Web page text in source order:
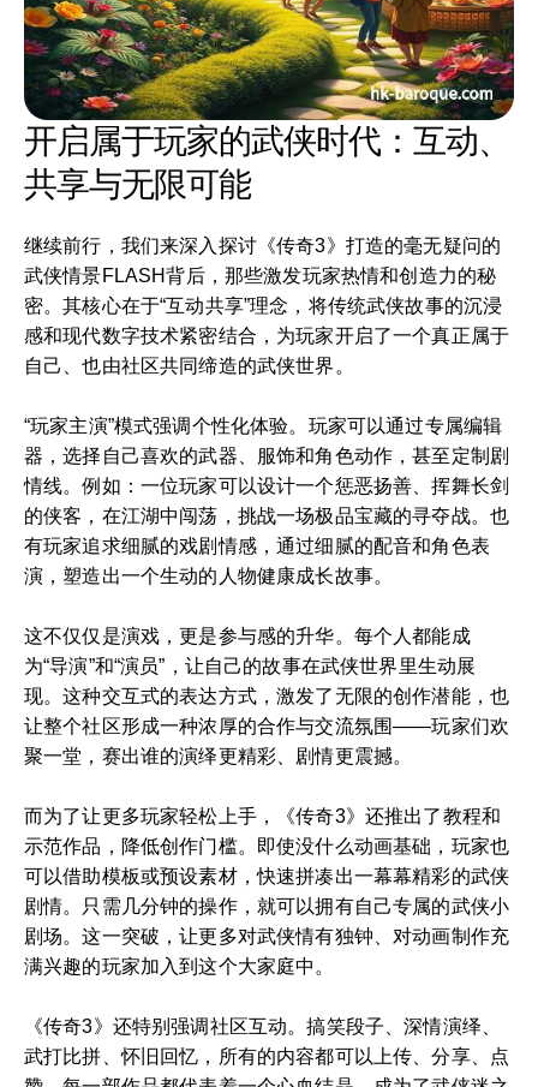
开启属于玩家的武侠时代：互动、
共享与无限可能
继续前行，我们来深入探讨《传奇3》打造的毫无疑问的
武侠情景FLASH背后，那些激发玩家热情和创造力的秘
密。其核心在于“互动共享”理念，将传统武侠故事的沉浸
感和现代数字技术紧密结合，为玩家开启了一个真正属于
自己、也由社区共同缔造的武侠世界。
“玩家主演”模式强调个性化体验。玩家可以通过专属编辑
器，选择自己喜欢的武器、服饰和角色动作，甚至定制剧
情线。例如：一位玩家可以设计一个惩恶扬善、挥舞长剑
的侠客，在江湖中闯荡，挑战一场极品宝藏的寻夺战。也
有玩家追求细腻的戏剧情感，通过细腻的配音和角色表
演，塑造出一个生动的人物健康成长故事。
这不仅仅是演戏，更是参与感的升华。每个人都能成
为“导演”和“演员”，让自己的故事在武侠世界里生动展
现。这种交互式的表达方式，激发了无限的创作潜能，也
让整个社区形成一种浓厚的合作与交流氛围——玩家们欢
聚一堂，赛出谁的演绎更精彩、剧情更震撼。
而为了让更多玩家轻松上手，《传奇3》还推出了教程和
示范作品，降低创作门槛。即使没什么动画基础，玩家也
可以借助模板或预设素材，快速拼凑出一幕幕精彩的武侠
剧情。只需几分钟的操作，就可以拥有自己专属的武侠小
剧场。这一突破，让更多对武侠情有独钟、对动画制作充
满兴趣的玩家加入到这个大家庭中。
《传奇3》还特别强调社区互动。搞笑段子、深情演绎、
武打比拼、怀旧回忆，所有的内容都可以上传、分享、点